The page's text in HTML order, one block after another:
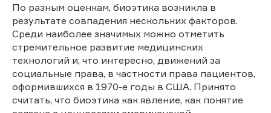
По разным оценкам, биоэтика возникла в
результате совпадения нескольких факторов.
Среди наиболее значимых можно отметить
стремительное развитие медицинских
технологий и, что интересно, движений за
социальные права, в частности права пациентов,
оформившихся в 1970-е годы в США. Принято
считать, что биоэтика как явление, как понятие